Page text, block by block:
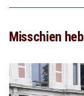
Misschien